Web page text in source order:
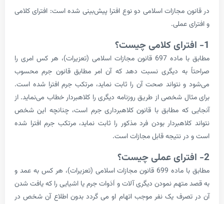
مجازات اسلامی دو نوع افترا پیش‌بینی شده است: افترای کلامی
مطابق با ماده 697 قانون مجازات اسلامی (تعزیرات)، هر کس امری را‌
دیگری نسبت دهد که آن امر مطابق قانون جرم محسوب
صحت آن را ثابت نماید، مرتکب جرم افترا شده است.
شخصی از طریق روزنامه دیگری را کلاهبردار خطاب می‌نماید. از
مطابق با قانون کلاهبرداری جرم است، چنانچه این شخص
بودن فرد مذکور را ثابت نماید، مرتکب جرم افترا شده
نتیجه قابل مجازات است.
مطابق با ماده 699 قانون مجازات اسلامی (تعزیرات)، هر کس به عمد و
نمودن دیگری آلات و اَدَو‌ات جرم یا اشیایی را که یافت شدن
یک نفر موجب اتهام او می گردد بدو‌ن اطلاع آن شخص در